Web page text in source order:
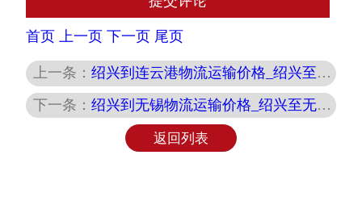
首页 上一页 下一页 尾页
上一条： 绍兴到连云港物流运输价格_绍兴至连云港物流专线_高效服务
下一条： 绍兴到无锡物流运输价格_绍兴至无锡物流专线_高效服务
返回列表